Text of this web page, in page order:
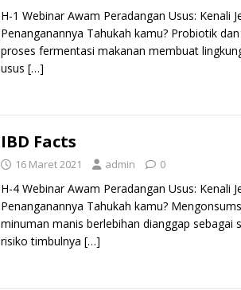
H-1 Webinar Awam Peradangan Usus: Kenali
Penanganannya Tahukah kamu? Probiotik
proses fermentasi makanan membuat
usus […]
IBD Facts
16 Maret 2021 admin 0
H-4 Webinar Awam Peradangan Usus: Kenali
Penanganannya Tahukah kamu?
minuman manis berlebihan dianggap sebagai
risiko timbulnya […]